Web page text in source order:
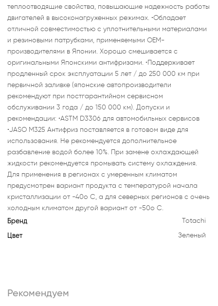
теплоотводящие свойства, повышающие надежность работы
двигателей в высоконагруженных режимах. •Обладает
отличной совместимостью с уплотнительными материалами
и резиновыми патрубками, применяемыми ОЕМ-
производителями в Японии. Хорошо смешивается с
оригинальными Японскими антифризами. •Поддерживает
продленный срок эксплуатации 5 лет / до 250 000 км при
первичной заливке (японские автопроизводители
рекомендуют при постгарантийном сервисном
обслуживании 3 года / до 150 000 км). Допуски и
рекомендации: •ASTM D3306 для автомобильных сервисов
•JASO M325 Антифриз поставляется в готовом виде для
использования. Не рекомендуется дополнительное
разбавление водой более 10%. При замене охлаждающей
жидкости рекомендуется промывать систему охлаждения.
Для применения в регионах с умеренным климатом
предусмотрен вариант продукта с температурой начала
кристаллизации от -40о С, а для северных регионов с очень
холодным климатом другой вариант от -50о С.
Бренд Totachi
Цвет Зеленый
Рекомендуем